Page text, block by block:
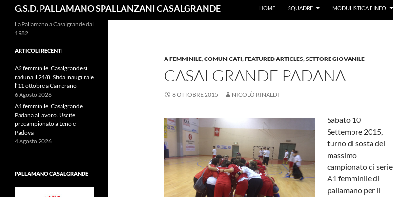
G.S.D. PALLAMANO SPALLANZANI CASALGRANDE HOME SQUADRE MODULISTICA E INFO
A FEMMINILE,COMUNICATI,FEATURED ARTICLES,SETTORE GIOVANILE
CASALGRANDE PADANA
8 OTTOBRE 2015 NICOLÒ RINALDI
Sabato 10
Settembre 2015,
turno di sosta del
massimo
campionato di serie
A1 femminile di
pallamano per il
La Pallamano a Casalgrande dal
1982
ARTICOLI RECENTI
A2 femminile, Casalgrande si
raduna il 24/8. Sfida inaugurale
l’11 ottobre a Camerano
6 Agosto 2026
A1 femminile, Casalgrande
Padana al lavoro. Uscite
precampionato a Leno e
Padova
4 Agosto 2026
PALLAMANO CASALGRANDE